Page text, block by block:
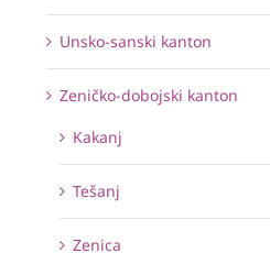
Unsko-sanski kanton
Zeničko-dobojski kanton
Kakanj
Tešanj
Zenica